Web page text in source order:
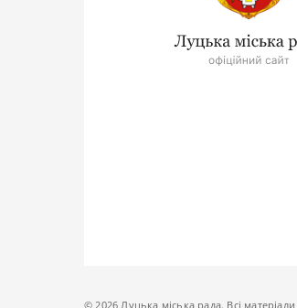
© 2026 Луцька міська рада. Всі